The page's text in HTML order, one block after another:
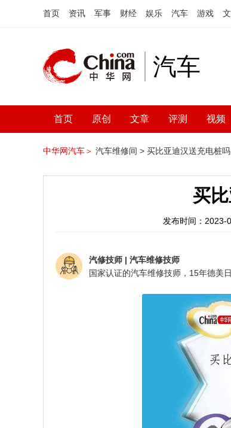
首页 资讯 军事 财经 娱乐 汽车 游戏
汽车
首页 原创 文章 评测 视频
中华网汽车＞ 汽车维修间 > 买比亚迪汉送充电桩吗
买
发布时间：2023-
汽修技师 | 汽车维修技师